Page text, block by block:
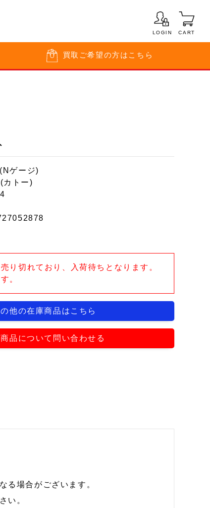
LOGIN CART
買取 ご希望の方はこちら
ゲージ)
カトー)
り切れており、入荷待ちとなります。
。
他の在庫商品はこちら
品について問い合わせる
る場合がございます。
い。